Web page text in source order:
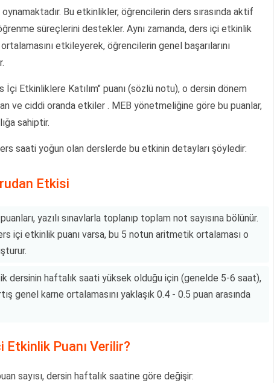
Bu etkinlikler, öğrencilerin ders sırasında aktif
süreçlerini destekler. Aynı zamanda, ders içi etkinlik
etkileyerek, öğrencilerin genel başarılarını
Etkinliklere Katılım" puanı (sözlü notu), o dersin dönem
ve ciddi oranda etkiler . MEB yönetmeliğine göre bu puanlar,
sahiptir.
saati yoğun olan derslerde bu etkinin detayları şöyledir:
Etkisi
yazılı sınavlarla toplanıp toplam not sayısına bölünür.
içi etkinlik puanı varsa, bu 5 notun aritmetik ortalaması o
dersinin haftalık saati yüksek olduğu için (genelde 5-6 saat),
genel karne ortalamasını yaklaşık 0.4 - 0.5 puan arasında
Etkinlik Puanı Verilir?
sayısı, dersin haftalık saatine göre değişir: